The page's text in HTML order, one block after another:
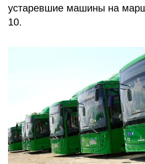
устаревшие машины на
10.